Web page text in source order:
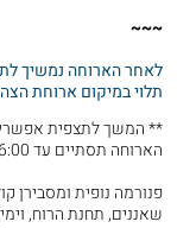
~~~
לאחר הארוחה נמשיך
תלוי במיקום ארוחת
** המשך לתצפית אפשרי
הארוחה תסתיים עד 16:00 ולשיקול דעת נקודת חן.
פנורמה נופית ומסבירן
שאננים, תחנת הרוח,